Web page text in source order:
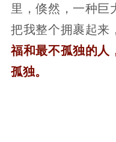
里，倏然，一种巨
把我整个拥裹起来
福和最不孤独的人
孤独。